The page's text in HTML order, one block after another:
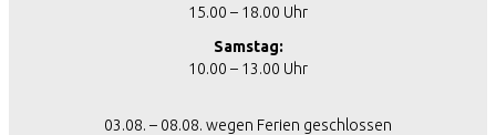
15.00 – 18.00 Uhr
Samstag:
10.00 – 13.00 Uhr
03.08. – 08.08. wegen Ferien geschlossen